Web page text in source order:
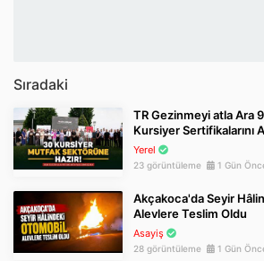
Sıradaki
TR Gezinmeyi atla Ara
Kursiyer Sertifikalarını
Yerel
23 görüntüleme 1 Gün
Akçakoca'da Seyir
Alevlere Teslim Oldu
Asayiş
28 görüntüleme 1 Gün